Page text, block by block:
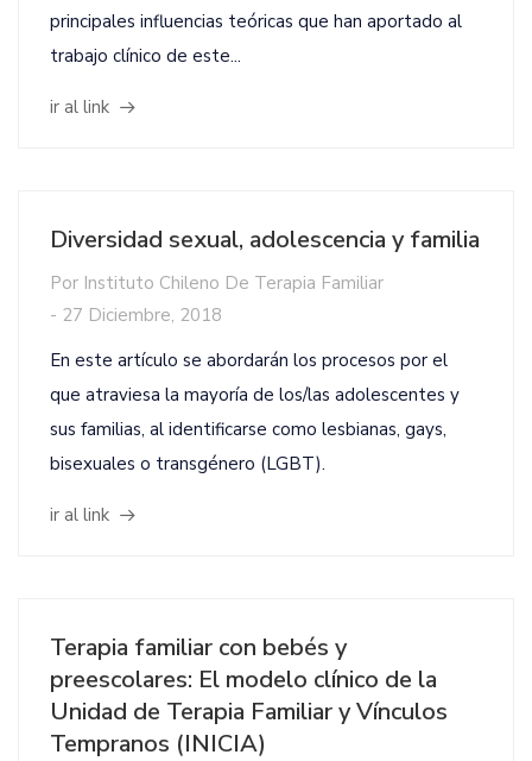
principales influencias teóricas que han aportado al
trabajo clínico de este...
ir al link
Diversidad sexual, adolescencia y familia
Por Instituto Chileno De Terapia Familiar
- 27 Diciembre, 2018
En este artículo se abordarán los procesos por el
que atraviesa la mayoría de los/las adolescentes y
sus familias, al identificarse como lesbianas, gays,
bisexuales o transgénero (LGBT).
ir al link
Terapia familiar con bebés y
preescolares: El modelo clínico de la
Unidad de Terapia Familiar y Vínculos
Tempranos (INICIA)